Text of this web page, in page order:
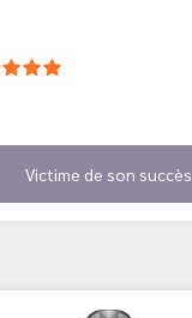
Victime de son succès